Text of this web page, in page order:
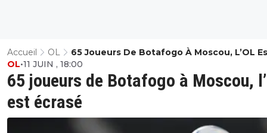
Accueil OL
65 Joueurs De Botafogo À Moscou, L’OL
Écrasé
65 joueurs de Botafogo à Moscou,
est écrasé
OL•11 JUIN , 18:00